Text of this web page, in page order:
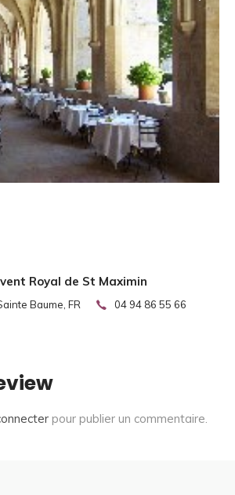
Royal de St Maximin
Baume, FR 04 94 86 55 66
pour publier un commentaire.